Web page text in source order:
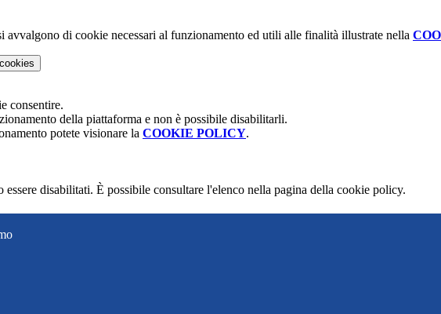
di cookie necessari al funzionamento ed utili alle finalità illustrate nella
consentire.
della piattaforma e non è possibile disabilitarli.
potete visionare la COOKIE POLICY.
disabilitati. È possibile consultare l'elenco nella pagina della cookie policy.